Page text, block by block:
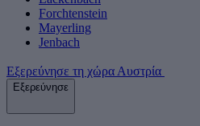
Forchtenstein
Mayerling
Jenbach
Εξερεύνησε τη χώρα Αυστρία
Εξερεύνησε